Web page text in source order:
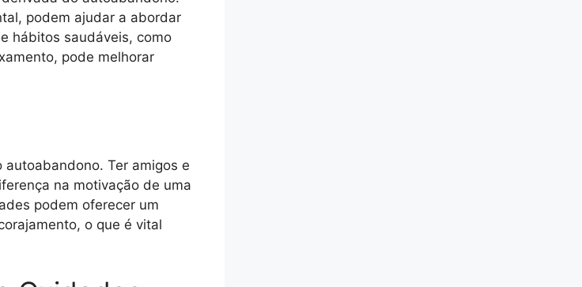
podem ajudar a abordar
hábitos saudáveis, como
pode melhorar
Ter amigos e
na motivação de uma
podem oferecer um
o que é vital